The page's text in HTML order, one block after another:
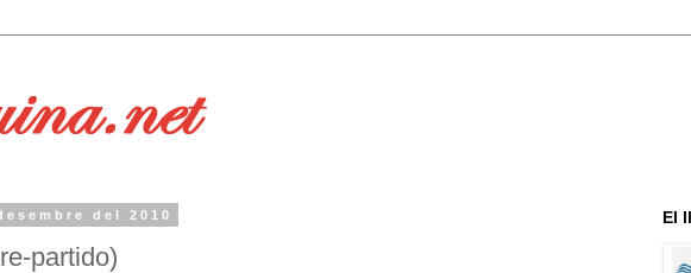
del 2010
partido)
El